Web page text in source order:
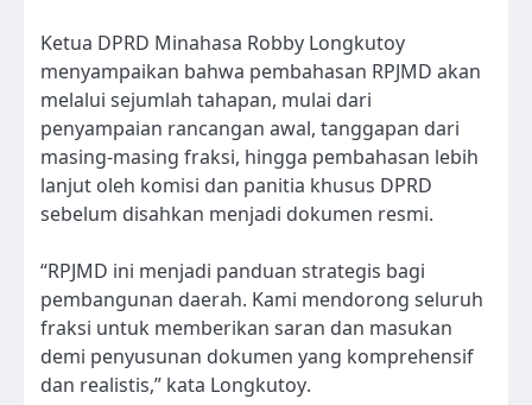
Ketua DPRD Minahasa Robby Longkutoy
menyampaikan bahwa pembahasan RPJMD akan
melalui sejumlah tahapan, mulai dari
penyampaian rancangan awal, tanggapan dari
masing-masing fraksi, hingga pembahasan lebih
lanjut oleh komisi dan panitia khusus DPRD
sebelum disahkan menjadi dokumen resmi.
“RPJMD ini menjadi panduan strategis bagi
pembangunan daerah. Kami mendorong seluruh
fraksi untuk memberikan saran dan masukan
demi penyusunan dokumen yang komprehensif
dan realistis,” kata Longkutoy.